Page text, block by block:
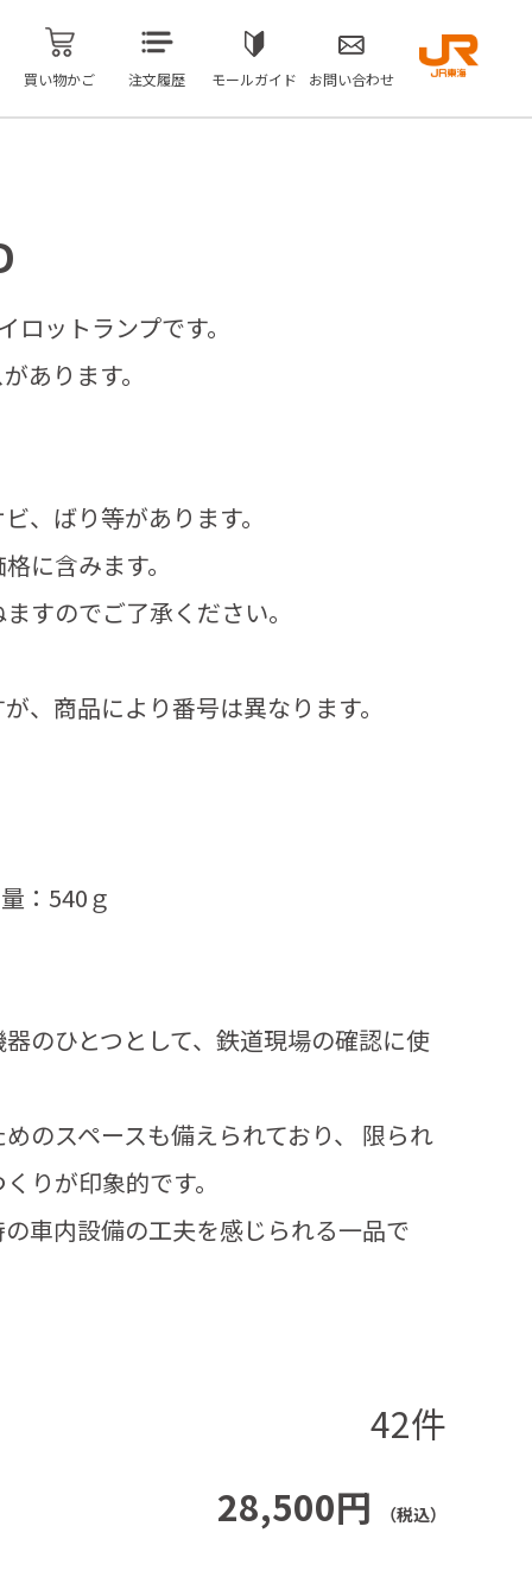
買い物かご 注文履歴 モールガイド お問い合わせ
42件
28,500円
（税込）
ットランプです。
あります。
、ばり等があります。
に含みます。
すのでご了承ください。
、商品により番号は異なります。
：540ｇ
のひとつとして、鉄道現場の確認に使
のスペースも備えられており、 限られ
りが印象的です。
車内設備の工夫を感じられる一品で